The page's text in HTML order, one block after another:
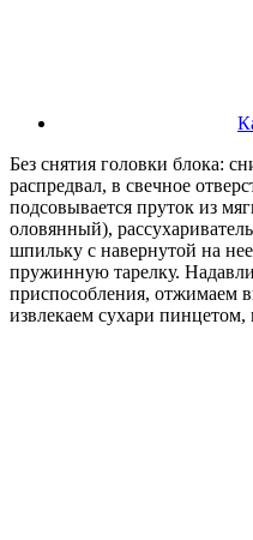
Без снятия головки блока:
распредвал, в свечное
подсовывается пруток из
оловянный),
шпильку с навернутой на
пружинную тарелку.
приспособления, отжимаем
извлекаем сухари